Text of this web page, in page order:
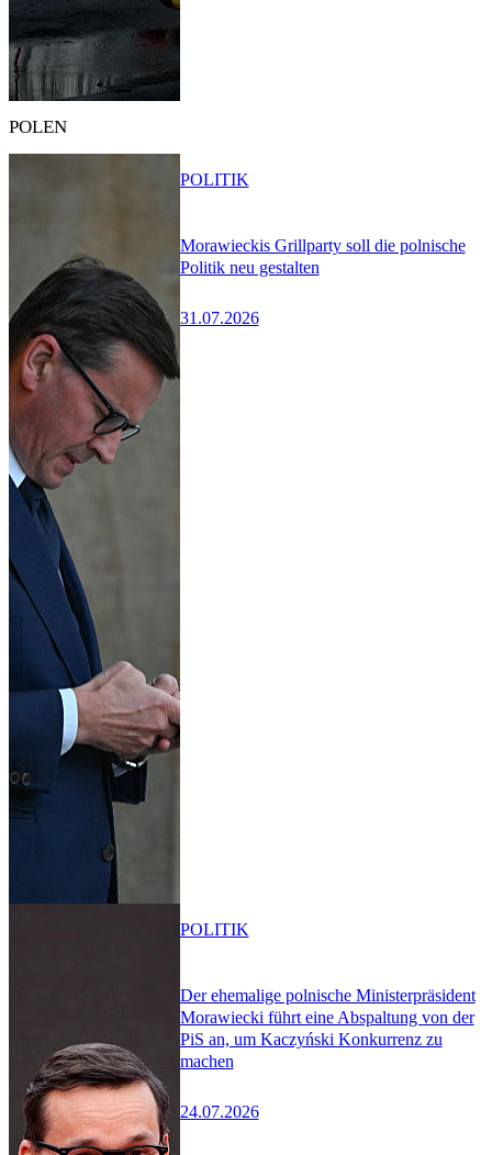
POLEN
Morawieckis Grillparty soll die polnische
Politik neu gestalten
31.07.2026
POLITIK
Der ehemalige polnische Ministerpräsident
Morawiecki führt eine Abspaltung von der
PiS an, um Kaczyński Konkurrenz zu
machen
24.07.2026
POLITIK